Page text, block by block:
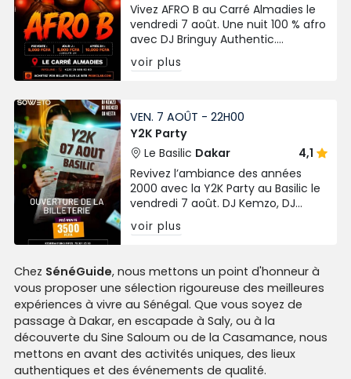
Vivez AFRO B au Carré Almadies le
vendredi 7 août. Une nuit 100 % afro
avec DJ Bringuy Authentic.
Prévente à 5 000 FCFA, billets
disponibles sur Paskclab.
voir plus
VEN. 7 AOÛT - 22H00
Y2K Party
Le Basilic Dakar
4,1
Revivez l’ambiance des années
2000 avec la Y2K Party au Basilic le
vendredi 7 août. DJ Kemzo, DJ
Rignsei et DJ Nesta aux platines.
Prévente à 3 500 FCFA.
voir plus
Chez SénéGuide, nous mettons un point d'honneur à
vous proposer une sélection rigoureuse des meilleures
expériences à vivre au Sénégal. Que vous soyez de
passage à Dakar, en escapade à Saly, ou à la
découverte du Sine Saloum ou de la Casamance, nous
mettons en avant des activités uniques, des lieux
authentiques et des événements de qualité.